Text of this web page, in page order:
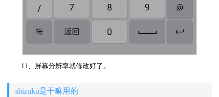
11、屏幕分辨率就修改好了。
shizuku是干嘛用的